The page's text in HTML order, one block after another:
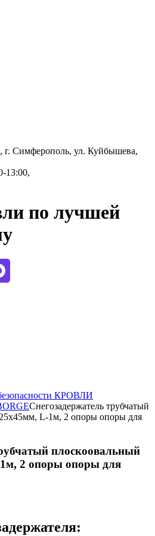
г. Симферополь, ул. Куйбышева,
13:00,
по лучшей
КРОВЛИ
Снегозадержатель трубчатый
L-1м, 2 опоры опоры для
плоскоовальный
2 опоры опоры для